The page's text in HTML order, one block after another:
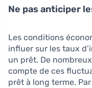
Ne pas anticiper
Les conditions
influer sur les taux
un prêt. De
compte de ces
prêt à long terme.